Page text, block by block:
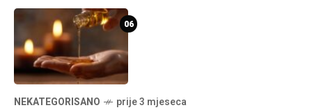
06
NEKATEGORISANO prije 3 mjeseca